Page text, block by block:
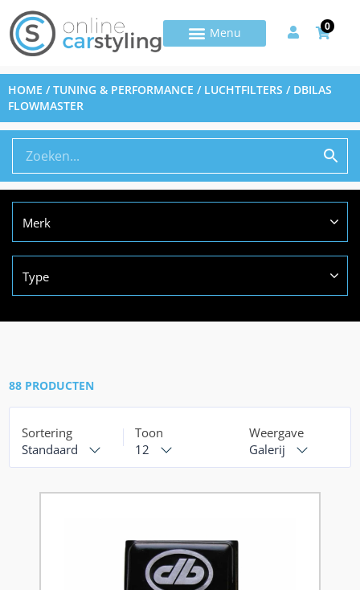
0
HOME /TUNING & PERFORMANCE / LUCHTFILTERS / DBILAS
FLOWMASTER
Merk
Type
88 PRODUCTEN
Sortering
Standaard
Toon
12
Weergave
Galerij